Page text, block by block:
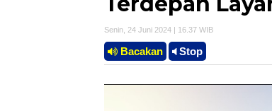
Senin, 24 Juni 2024 | 16.37 WIB
Bacakan Stop